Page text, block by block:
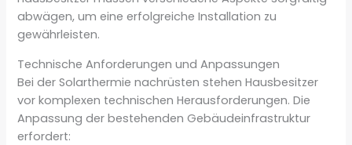
abwägen, um eine erfolgreiche Installation zu
gewährleisten.
Technische Anforderungen und Anpassungen
Bei der Solarthermie nachrüsten stehen Hausbesitzer
vor komplexen technischen Herausforderungen. Die
Anpassung der bestehenden Gebäudeinfrastruktur
erfordert: